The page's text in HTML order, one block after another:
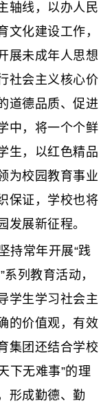
轴线，以办人民
文化建设工作，
展未成年人思想
社会主义核心价
道德品质、促进
中，将一个个鲜
生，以红色精品
为校园教育事业
保证，学校也将
发展新征程。
常年开展“践
列教育活动，
学生学习社会主
的价值观，有效
集团还结合学校
下无难事”的理
形成勤德、勤